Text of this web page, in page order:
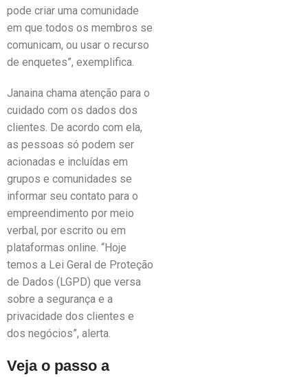
pode criar uma comunidade
em que todos os membros se
comunicam, ou usar o recurso
de enquetes”, exemplifica.
Janaina chama atenção para o
cuidado com os dados dos
clientes. De acordo com ela,
as pessoas só podem ser
acionadas e incluídas em
grupos e comunidades se
informar seu contato para o
empreendimento por meio
verbal, por escrito ou em
plataformas online. “Hoje
temos a Lei Geral de Proteção
de Dados (LGPD) que versa
sobre a segurança e a
privacidade dos clientes e
dos negócios”, alerta.
Veja o passo a